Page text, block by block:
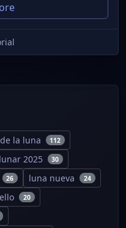
la luna 112
2025 30
26 luna nueva 24
20